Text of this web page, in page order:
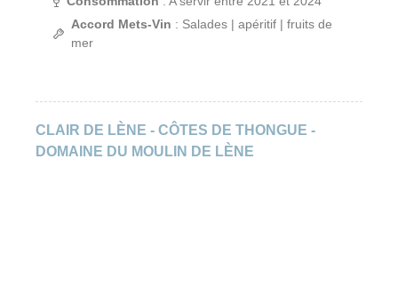
Accord Mets-Vin : Salades | apéritif | fruits de
mer
CLAIR DE LÈNE - CÔTES DE THONGUE -
DOMAINE DU MOULIN DE LÈNE